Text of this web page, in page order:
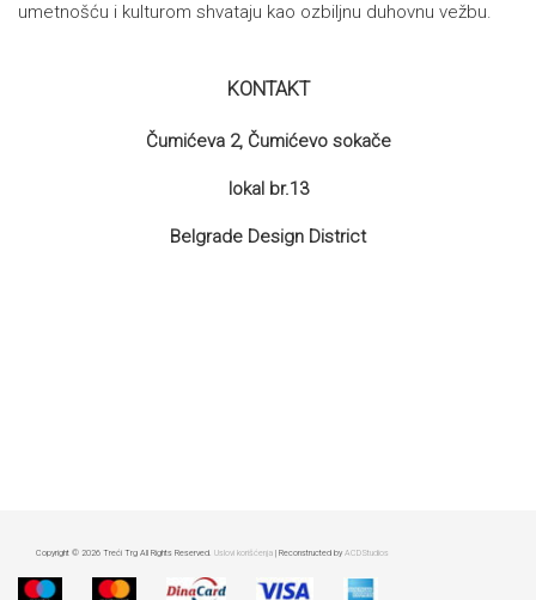
umetnošću i kulturom shvataju kao ozbiljnu duhovnu vežbu.
KONTAKT
Čumićeva 2, Čumićevo sokače
lokal br.13
Belgrade Design District
Copyright © 2026 Treći Trg All Rights Reserved. Uslovi korišćenja | Reconstructed byACDStudios